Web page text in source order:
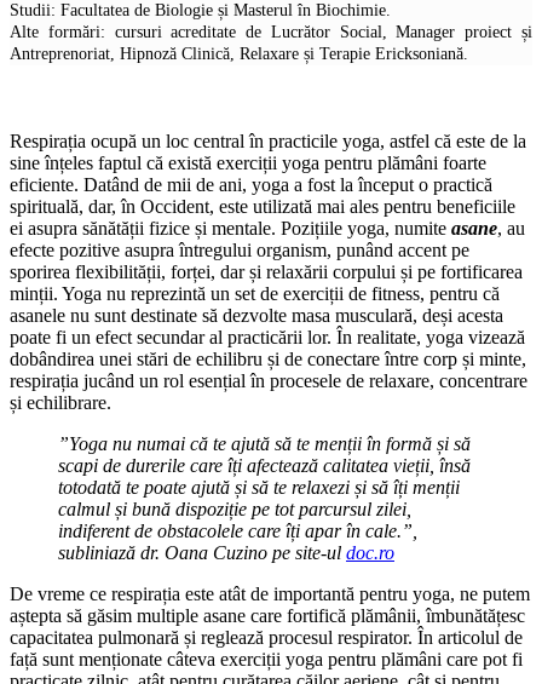
Studii: Facultatea de Biologie și Masterul în Biochimie.
Alte formări: cursuri acreditate de Lucrător Social, Manager proiect și
Antreprenoriat, Hipnoză Clinică, Relaxare și Terapie Ericksoniană.
Respirația ocupă un loc central în practicile yoga, astfel că este de la
sine înțeles faptul că există exerciții yoga pentru plămâni foarte
eficiente. Datând de mii de ani, yoga a fost la început o practică
spirituală, dar, în Occident, este utilizată mai ales pentru beneficiile
ei asupra sănătății fizice și mentale. Pozițiile yoga, numite asane, au
efecte pozitive asupra întregului organism, punând accent pe
sporirea flexibilității, forței, dar și relaxării corpului și pe fortificarea
minții. Yoga nu reprezintă un set de exerciții de fitness, pentru că
asanele nu sunt destinate să dezvolte masa musculară, deși acesta
poate fi un efect secundar al practicării lor. În realitate, yoga vizează
dobândirea unei stări de echilibru și de conectare între corp și minte,
respirația jucând un rol esențial în procesele de relaxare, concentrare
și echilibrare.
”Yoga nu numai că te ajută să te menții în formă și să
scapi de durerile care îți afectează calitatea vieții, însă
totodată te poate ajută și să te relaxezi și să îți menții
calmul și bună dispoziție pe tot parcursul zilei,
indiferent de obstacolele care îți apar în cale.”,
subliniază dr. Oana Cuzino pe site-ul doc.ro
De vreme ce respirația este atât de importantă pentru yoga, ne putem
aștepta să găsim multiple asane care fortifică plămânii, îmbunătățesc
capacitatea pulmonară și reglează procesul respirator. În articolul de
față sunt menționate câteva exerciții yoga pentru plămâni care pot fi